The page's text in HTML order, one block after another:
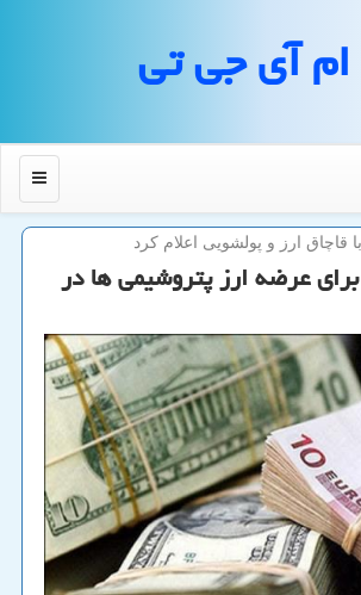
ام آی جی تی
منو
قاچاق ارز و پولشویی اعلام كرد
ماهه برای عرضه ارز پتروشیمی ها در